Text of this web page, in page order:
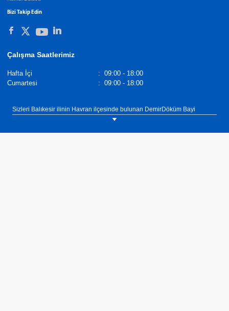
Bizi Takip Edin
Çalışma Saatlerimiz
Hafta İçi : 09:00 - 18:00
Cumartesi
: 09:00 - 18:00
Sizleri Balıkesir ilinin Havran ilçesinde bulunan DemirDöküm Bayi
Çiftservi Makina showroomumuza bekliyoruz. Tel: 0(266) 432 26 58